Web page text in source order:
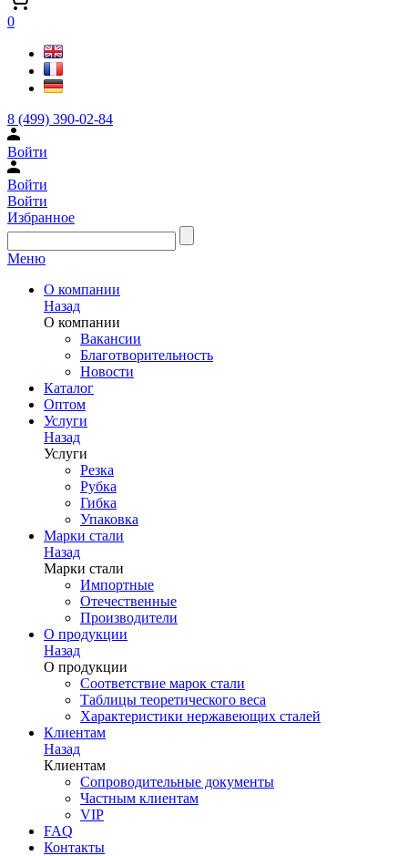
0
8 (499) 390-02-84
Войти
Войти
Войти
Избранное
Меню
О компании
Назад
О компании
Вакансии
Благотворительность
Новости
Каталог
Оптом
Услуги
Назад
Услуги
Резка
Рубка
Гибка
Упаковка
Марки стали
Назад
Марки стали
Импортные
Отечественные
Производители
О продукции
Назад
О продукции
Соответствие марок стали
Таблицы теоретического веса
Характеристики нержавеющих сталей
Клиентам
Назад
Клиентам
Сопроводительные документы
Частным клиентам
VIP
FAQ
Контакты